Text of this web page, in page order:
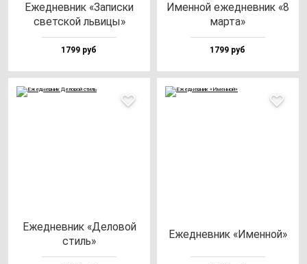
Ежед­нев­ник «Запис­ки
свет­ской ль­ви­цы»
1799 руб
Имен­ной ежед­нев­ник «8
мар­та»
1799 руб
Ежед­нев­ник «Дело­вой
стиль»
Ежед­нев­ник «Имен­ной»